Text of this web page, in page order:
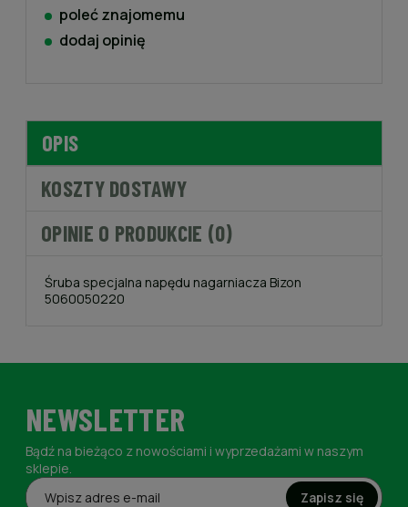
poleć znajomemu
dodaj opinię
OPIS
KOSZTY DOSTAWY
OPINIE O PRODUKCIE (0)
Śruba specjalna napędu nagarniacza Bizon
5060050220
NEWSLETTER
Bądź na bieżąco z nowościami i wyprzedażami w naszym
sklepie.
Zapisz się